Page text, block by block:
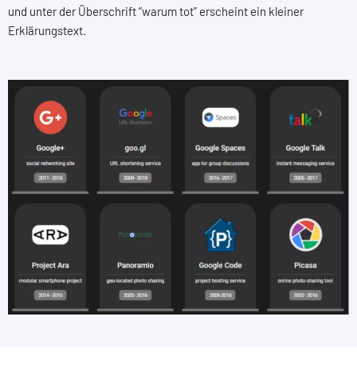
und unter der Überschrift “warum tot” erscheint ein kleiner
Erklärungstext.